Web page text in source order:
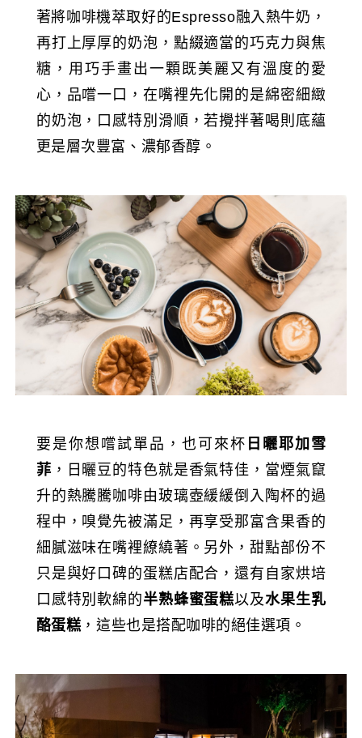
著將咖啡機萃取好的Espresso融入熱牛奶，
再打上厚厚的奶泡，點綴適當的巧克力與焦
糖，用巧手畫出一顆既美麗又有溫度的愛
心，品嚐一口，在嘴裡先化開的是綿密細緻
的奶泡，口感特別滑順，若攪拌著喝則底蘊
更是層次豐富、濃郁香醇。
要是你想嚐試單品，也可來杯 日曬耶加雪
菲 ，日曬豆的特色就是香氣特佳，當煙氣竄
升的熱騰騰咖啡由玻璃壺緩緩倒入陶杯的過
程中，嗅覺先被滿足，再享受那富含果香的
細膩滋味在嘴裡繚繞著。另外，甜點部份不
只是與好口碑的蛋糕店配合，還有自家烘培
口感特別軟綿的半熟蜂蜜蛋糕以及水果生乳
酪蛋糕 ，這些也是搭配咖啡的絕佳選項。